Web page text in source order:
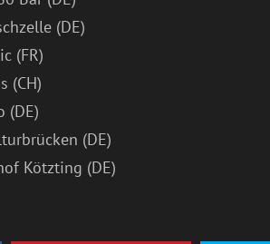
(DE)
(FR)
(CH)
(DE)
(DE)
Kötzting (DE)